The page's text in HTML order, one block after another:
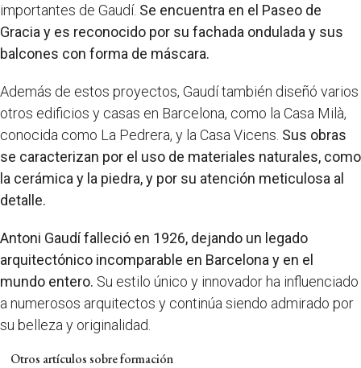
importantes de Gaudí. Se encuentra en el Paseo de
Gracia y es reconocido por su fachada ondulada y sus
balcones con forma de máscara.
Además de estos proyectos, Gaudí también diseñó varios
otros edificios y casas en Barcelona, como la Casa Milà,
conocida como La Pedrera, y la Casa Vicens. Sus obras
se caracterizan por el uso de materiales naturales, como
la cerámica y la piedra, y por su atención meticulosa al
detalle.
Antoni Gaudí falleció en 1926, dejando un legado
arquitectónico incomparable en Barcelona y en el
mundo entero. Su estilo único y innovador ha influenciado
a numerosos arquitectos y continúa siendo admirado por
su belleza y originalidad.
Otros artículos sobre formación